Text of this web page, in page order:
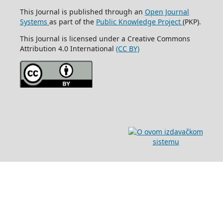
This Journal is published through an Open Journal
Systems as part of the Public Knowledge Project (PKP).
This Journal is licensed under a Creative Commons
Attribution 4.0 International (CC BY)